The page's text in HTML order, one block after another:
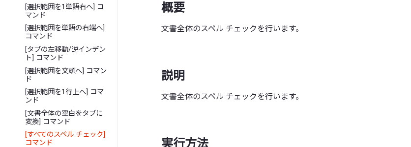
[選択範囲を1単語右へ] コ
マンド
[選択範囲を単語の右端へ]
コマンド
[タブの左移動/逆インデン
ト] コマンド
[選択範囲を文頭へ] コマン
ド
[選択範囲を1行上へ] コマ
ンド
[文書全体の空白をタブに
変換] コマンド
[すべてのスペル チェック]
コマンド
概要
文書全体のスペル チェックを行います。
説明
文書全体のスペル チェックを行います。
実行方法